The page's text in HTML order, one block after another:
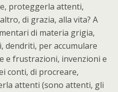
proteggerla attenti,
di grazia, alla vita? A
di materia grigia,
dendriti, per accumulare
e frustrazioni, invenzioni e
conti, di procreare,
attenti (sono attenti, gli